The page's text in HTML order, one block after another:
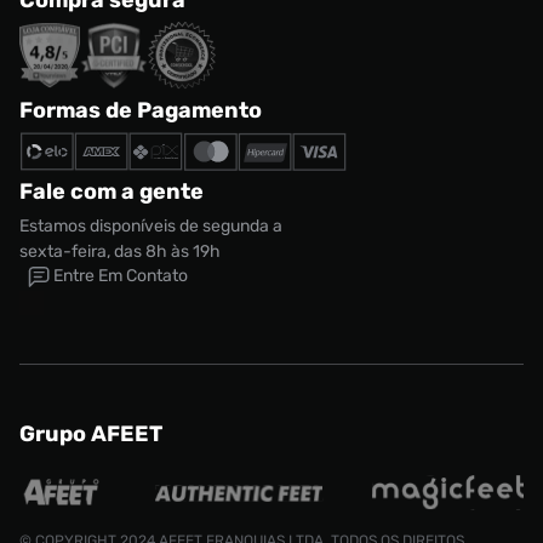
Formas de Pagamento
Fale com a gente
Estamos disponíveis de segunda a
sexta-feira, das 8h às 19h
Entre Em Contato
Grupo AFEET